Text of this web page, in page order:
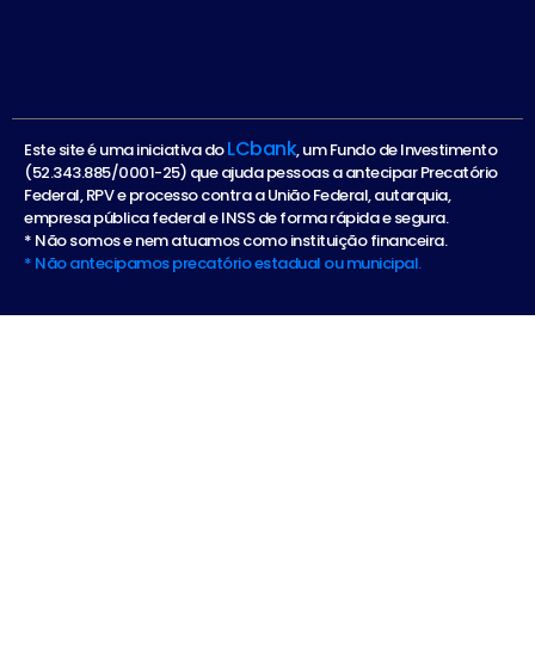
Este site é uma iniciativa doLCbank, um Fundo de Investimento
(52.343.885/0001-25) que ajuda pessoas a antecipar Precatório
Federal, RPV e processo contra a União Federal, autarquia,
empresa pública federal e INSS de forma rápida e segura.
* Não somos e nem atuamos como instituição financeira.
* Não antecipamos precatório estadual ou municipal.